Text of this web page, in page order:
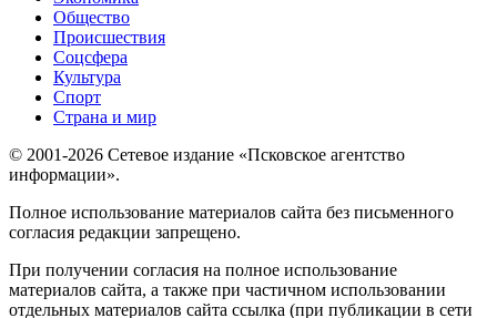
Общество
Происшествия
Соцсфера
Культура
Спорт
Страна и мир
© 2001-2026 Сетевое издание «Псковское агентство
информации».
Полное использование материалов сайта без письменного
согласия редакции запрещено.
При получении согласия на полное использование
материалов сайта, а также при частичном использовании
отдельных материалов сайта ссылка (при публикации в сети